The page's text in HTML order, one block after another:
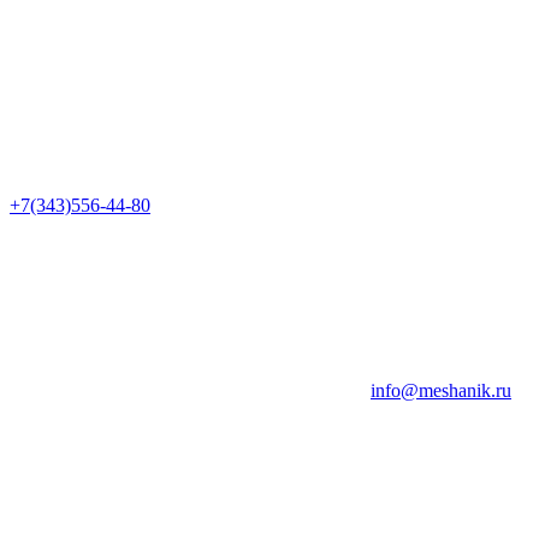
+7(343)556-44-80
info@meshanik.ru